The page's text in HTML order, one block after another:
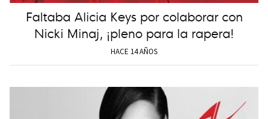
Faltaba Alicia Keys por colaborar con
Nicki Minaj, ¡pleno para la rapera!
HACE 14 AÑOS